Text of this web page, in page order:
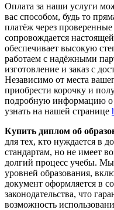
Оплата за наши услуги
вас способом, будь то
платёж через
сопровождается
обеспечивает высокую
работаем с надёжными
изготовление и заказ с
Независимо от места
приобрести корочку и
подробную информацию о
узнать на нашей странице
Купить диплом об
для тех, кто нуждается в
стандартам, но не имеет
долгий процесс учебы.
уровней образования,
документ оформляется в
законодательства, что
возможность